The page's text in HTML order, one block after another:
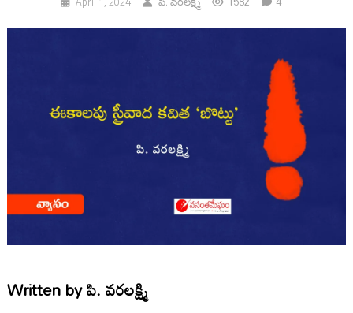
Written byపి. వరలక్ష్మి